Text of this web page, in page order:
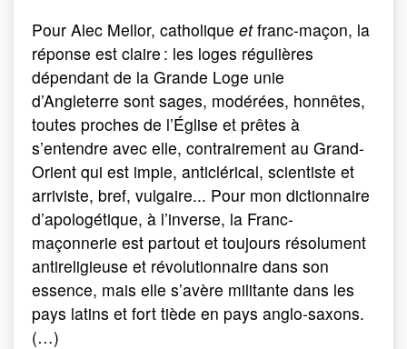
Pour Alec Mellor, catholique etfranc-maçon, la
réponse est claire : les loges régulières
dépendant de la Grande Loge unie
d’Angleterre sont sages, modérées, honnêtes,
toutes proches de l’Église et prêtes à
s’entendre avec elle, contrairement au Grand-
Orient qui est impie, anticlérical, scientiste et
arriviste, bref, vulgaire... Pour mon dictionnaire
d’apologétique, à l’inverse, la Franc-
maçonnerie est partout et toujours résolument
antireligieuse et révolutionnaire dans son
essence, mais elle s’avère militante dans les
pays latins et fort tiède en pays anglo-saxons.
(…)